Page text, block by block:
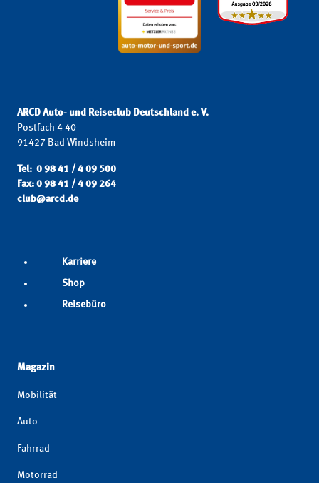
ARCD Auto- und Reiseclub Deutschland e. V.
Postfach 4 40
91427 Bad Windsheim
Tel: 0 98 41 / 4 09 500
Fax: 0 98 41 / 4 09 264
club@arcd.de
Karriere
Shop
Reisebüro
Magazin
Mobilität
Auto
Fahrrad
Motorrad